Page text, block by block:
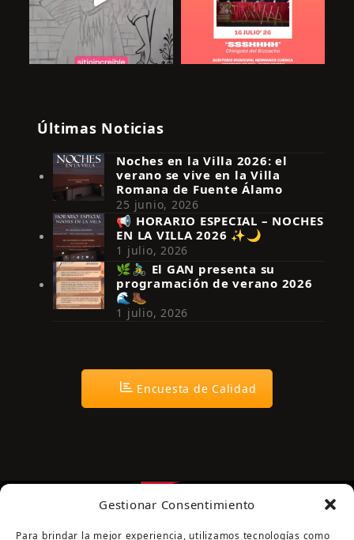
Gestionar Consentimiento
Para brindar la mejor experiencia, utilizamos tecnologías como
Síguenos en Instagram
Últimas Noticias
Noches en la Villa 2026: el
verano se vive en la Villa
Romana de Fuente Álamo
25 junio, 2026
📢 HORARIO ESPECIAL – NOCHES
EN LA VILLA 2026 ✨🌙
1 julio, 2026
🌿🚴‍♂️ El GAN presenta su
programación de verano 2026
🌊🥾
1 julio, 2026
Encuesta de Calidad